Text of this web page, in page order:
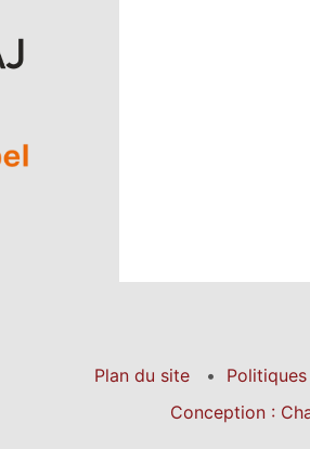
Plan du site
Conception :